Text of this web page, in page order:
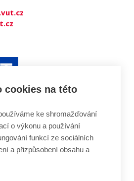
cookies na této
ke shromažďování
o výkonu a používání
funkcí ze sociálních
a přizpůsobení obsahu a